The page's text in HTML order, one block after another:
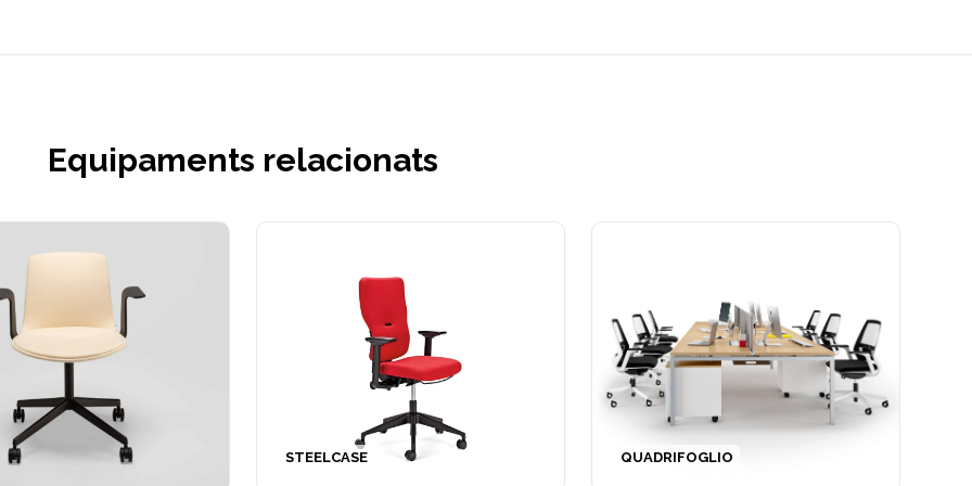
Equipaments relacionats
STEELCASE QUADRIFOGLIO